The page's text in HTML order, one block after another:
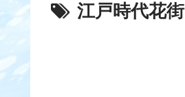
江戸時代花街